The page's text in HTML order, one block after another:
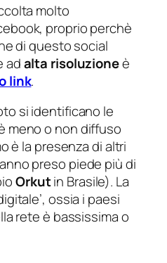
molto
proprio perchè
di questo social
adalta risoluzioneè
link.
si identificano le
meno o non diffuso
è la presenza di altri
preso piede più di
Orkutin Brasile). La
ossia i paesi
rete è bassissima o